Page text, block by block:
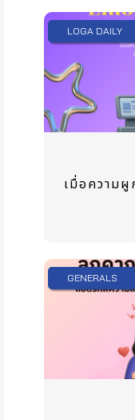
LOGA DAILY
GENERALS